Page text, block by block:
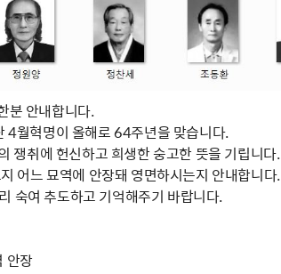
안내합니다.
월혁명이 올해로 64주년을 맞습니다.
쟁취에 헌신하고 희생한 숭고한 뜻을 기립니다.
어느 묘역에 안장돼 영면하시는지 안내합니다.
숙여 추도하고 기억해주기 바랍니다.
안장